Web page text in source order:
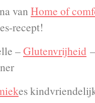
van Home of
recept!
–Glutenvrijheid
es